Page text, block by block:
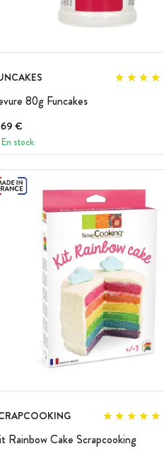
80g Funcakes
€
En stock
Rainbow Cake Scrapcooking